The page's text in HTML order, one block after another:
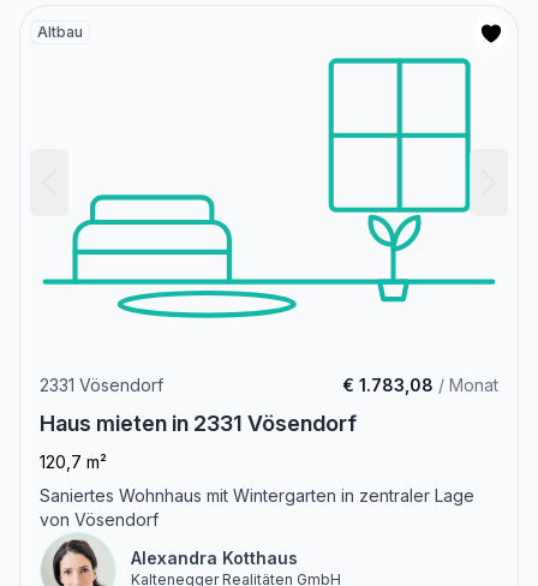
Altbau
2331 Vösendorf € 1.783,08 / Monat
Haus mieten in 2331 Vösendorf
120,7 m²
Saniertes Wohnhaus mit Wintergarten in zentraler Lage
von Vösendorf
Alexandra Kotthaus
Kaltenegger Realitäten GmbH